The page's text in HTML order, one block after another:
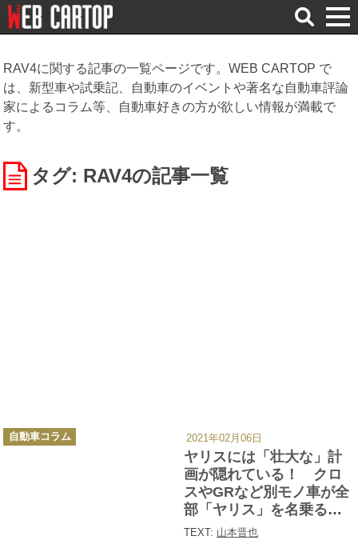
検
索
RAV4に関する記事の一覧ページです。WEB CARTOP で
は、新型車や試乗記、自動車のイベントや著名な自動車評論
家によるコラム等、自動車好きの方が欲しい情報が満載で
す。
タグ: RAV4の記事一覧
ヤリスには「壮大な」計
画が隠れている！ クロ
スやGRなど別モノ車が全
部「ヤリス」を名乗るワ
ケ
TEXT: 山本晋也
カ
テ
自動車コラム 2021年02月06日